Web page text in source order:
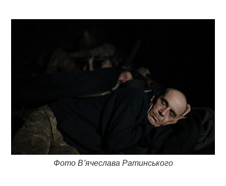
Фото В’ячеслава Ратинського